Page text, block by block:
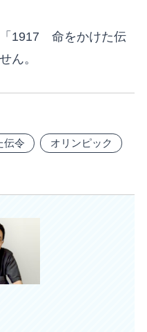
「1917 命をかけた伝
ん。
伝令 オリンピック